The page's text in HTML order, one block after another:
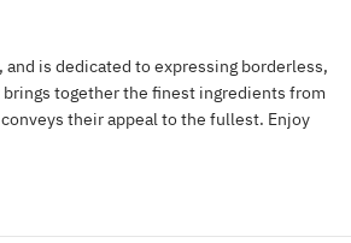
is dedicated to expressing borderless,
together the finest ingredients from
their appeal to the fullest. Enjoy